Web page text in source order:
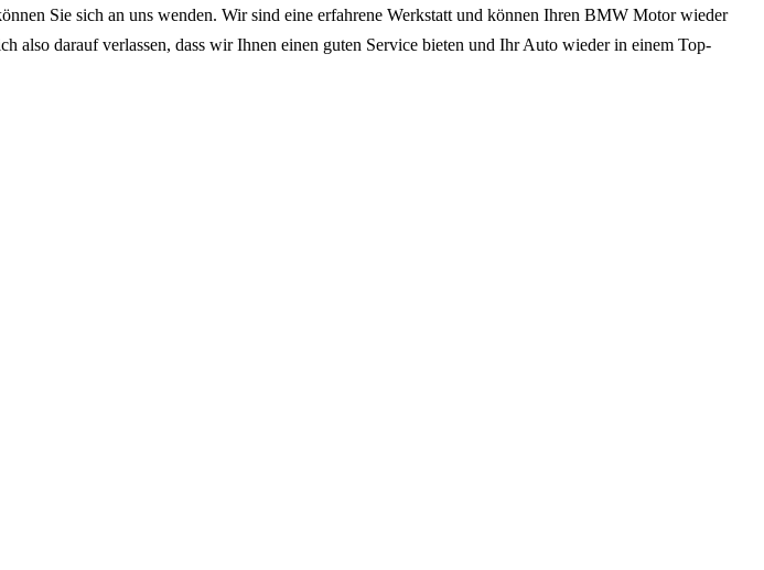
Sie sich an uns wenden. Wir sind eine erfahrene Werkstatt und können Ihren BMW Motor wieder
also darauf verlassen, dass wir Ihnen einen guten Service bieten und Ihr Auto wieder in einem Top-